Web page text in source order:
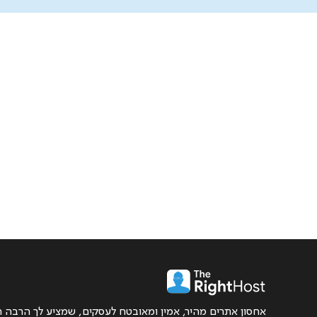
אחסון אתרים מהיר, אמין ומאובטח לעסקים, שמציע לך הרבה